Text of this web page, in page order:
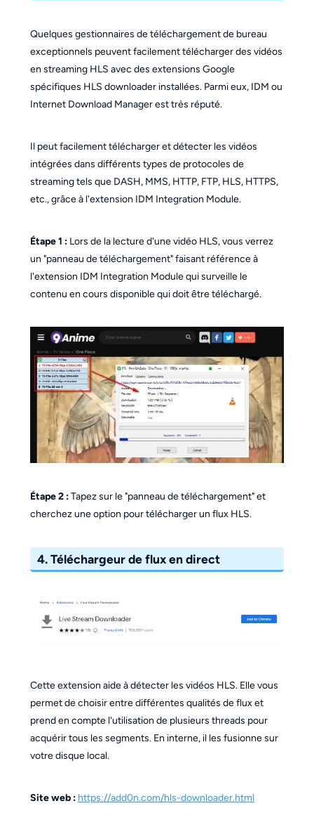
Quelques gestionnaires de téléchargement de bureau
exceptionnels peuvent facilement télécharger des vidéos
en streaming HLS avec des extensions Google
spécifiques HLS downloader installées. Parmi eux, IDM ou
Internet Download Manager est très réputé.
Il peut facilement télécharger et détecter les vidéos
intégrées dans différents types de protocoles de
streaming tels que DASH, MMS, HTTP, FTP, HLS, HTTPS,
etc., grâce à l'extension IDM Integration Module.
Étape 1 :Lors de la lecture d'une vidéo HLS, vous verrez
un "panneau de téléchargement" faisant référence à
l'extension IDM Integration Module qui surveille le
contenu en cours disponible qui doit être téléchargé.
Étape 2 :Tapez sur le "panneau de téléchargement" et
cherchez une option pour télécharger un flux HLS.
4. Téléchargeur de flux en direct
Cette extension aide à détecter les vidéos HLS. Elle vous
permet de choisir entre différentes qualités de flux et
prend en compte l'utilisation de plusieurs threads pour
acquérir tous les segments. En interne, il les fusionne sur
votre disque local.
Site web : https://add0n.com/hls-downloader.html